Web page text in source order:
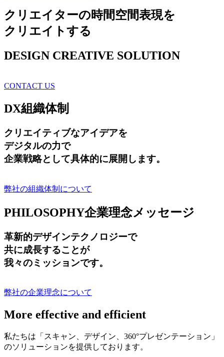
クリエイターの時間空間表現を
クリエイトする
DESIGN CREATIVE SOLUTION
CONTACT US
DX組織体制
クリエイティブなアイデアを
デジタルの力で
企業戦略として具体的に展開します。
弊社の組織体制について
PHILOSOPHY企業理念メッセージ
革新的デザインテクノロジーで
共に成長することが
我々のミッションです。
弊社の企業理念について
More effective and efficient
私たちは「スキャン、デザイン、360°プレゼンテーション」
のソリューションを提供しております。